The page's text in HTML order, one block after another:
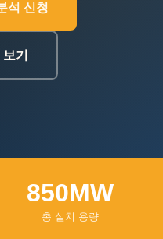
석 신청
기
850MW
총 설치 용량